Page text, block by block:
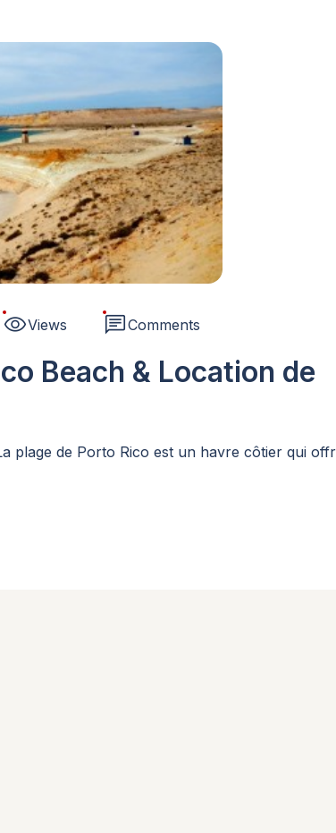
visibilityViews chatComments
Beach & Location de
plage de Porto Rico est un havre côtier qui